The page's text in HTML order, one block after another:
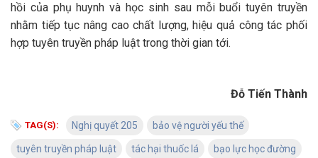
hồi của phụ huynh và học sinh sau mỗi buổi tuyên truyền
nhằm tiếp tục nâng cao chất lượng, hiệu quả công tác phối
hợp tuyên truyền pháp luật trong thời gian tới.
Đỗ Tiến Thành
TAG(S): Nghị quyết 205 bảo vệ người yếu thế
tuyên truyền pháp luật tác hại thuốc lá bạo lực học đường